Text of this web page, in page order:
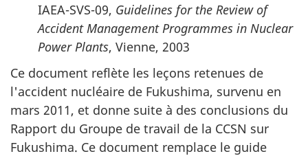
IAEA-SVS-09, Guidelines for the Review of
Accident Management Programmes in Nuclear
Power Plants, Vienne, 2003
Ce document reflète les leçons retenues de
l'accident nucléaire de Fukushima, survenu en
mars 2011, et donne suite à des conclusions du
Rapport du Groupe de travail de la CCSN sur
Fukushima. Ce document remplace le guide